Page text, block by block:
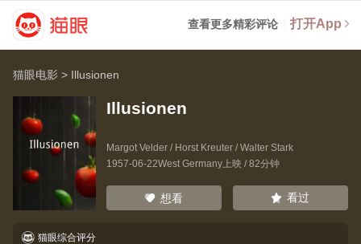
查看更多精彩评论 打开App
猫眼电影 > Illusionen
Illusionen
Margot Velder/ Horst Kreuter/Walter Stark
1957-06-22West Germany上映 / 82分钟
想看 看过
猫眼综合评分